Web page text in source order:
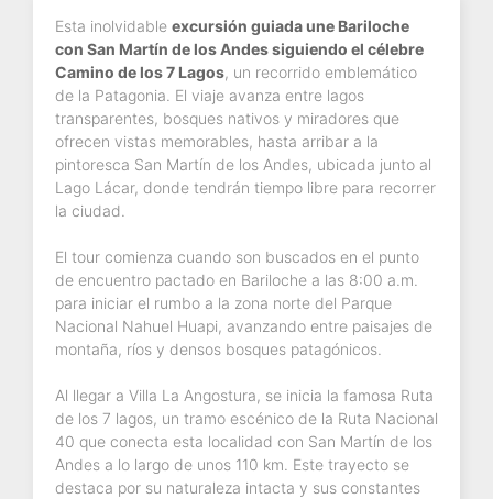
Esta inolvidable excursión guiada une Bariloche
con San Martín de los Andes siguiendo el célebre
Camino de los 7 Lagos, un recorrido emblemático
de la Patagonia. El viaje avanza entre lagos
transparentes, bosques nativos y miradores que
ofrecen vistas memorables, hasta arribar a la
pintoresca San Martín de los Andes, ubicada junto al
Lago Lácar, donde tendrán tiempo libre para recorrer
la ciudad.
El tour comienza cuando son buscados en el punto
de encuentro pactado en Bariloche a las 8:00 a.m.
para iniciar el rumbo a la zona norte del Parque
Nacional Nahuel Huapi, avanzando entre paisajes de
montaña, ríos y densos bosques patagónicos.
Al llegar a Villa La Angostura, se inicia la famosa Ruta
de los 7 lagos, un tramo escénico de la Ruta Nacional
40 que conecta esta localidad con San Martín de los
Andes a lo largo de unos 110 km. Este trayecto se
destaca por su naturaleza intacta y sus constantes